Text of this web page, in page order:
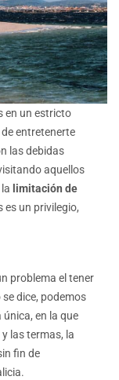
en un estricto
entretenerte
las debidas
aquellos
limitación de
es un privilegio,
problema el tener
dice, podemos
en la que
las termas, la
fin de